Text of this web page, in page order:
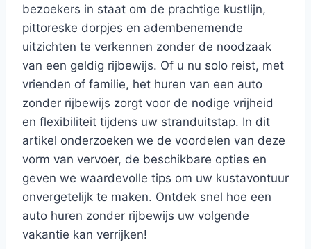
bezoekers in staat om de prachtige kustlijn,
pittoreske dorpjes en adembenemende
uitzichten te verkennen zonder de noodzaak
van een geldig rijbewijs. Of u nu solo reist, met
vrienden of familie, het huren van een auto
zonder rijbewijs zorgt voor de nodige vrijheid
en flexibiliteit tijdens uw stranduitstap. In dit
artikel onderzoeken we de voordelen van deze
vorm van vervoer, de beschikbare opties en
geven we waardevolle tips om uw kustavontuur
onvergetelijk te maken. Ontdek snel hoe een
auto huren zonder rijbewijs uw volgende
vakantie kan verrijken!